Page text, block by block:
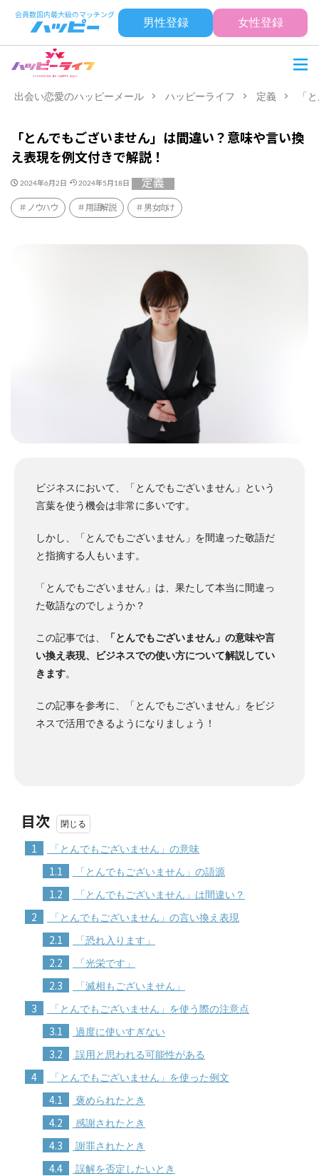
男性登録 女性登録
出会い恋愛のハッピーメール ハッピーライフ 定義 「
「とんでもございません」は間違い？意味や言い換
え表現を例文付きで解説！
2024年6月2日 2024年5月18日 定義
ノウハウ 用語解説 男女向け
ビジネスにおいて、「とんでもございません」という
言葉を使う機会は非常に多いです。
しかし、「とんでもございません」を間違った敬語だ
と指摘する人もいます。
「とんでもございません」は、果たして本当に間違っ
た敬語なのでしょうか？
この記事では、
「とんでもございません」の意味や言
い換え表現、ビジネスでの使い方について解説してい
きます。
この記事を参考に、「とんでもございません」をビジ
ネスで活用できるようになりましょう！
目次
1 「とんでもございません」の意味
1.1 「とんでもございません」の語源
1.2 「とんでもございません」は間違い？
2 「とんでもございません」の言い換え表現
2.1 「恐れ入ります」
2.2 「光栄です」
2.3 「滅相もございません」
3 「とんでもございません」を使う際の注意点
3.1 過度に使いすぎない
3.2 誤用と思われる可能性がある
4 「とんでもございません」を使った例文
4.1 褒められたとき
4.2 感謝されたとき
4.3 謝罪されたとき
4.4 誤解を否定したいとき